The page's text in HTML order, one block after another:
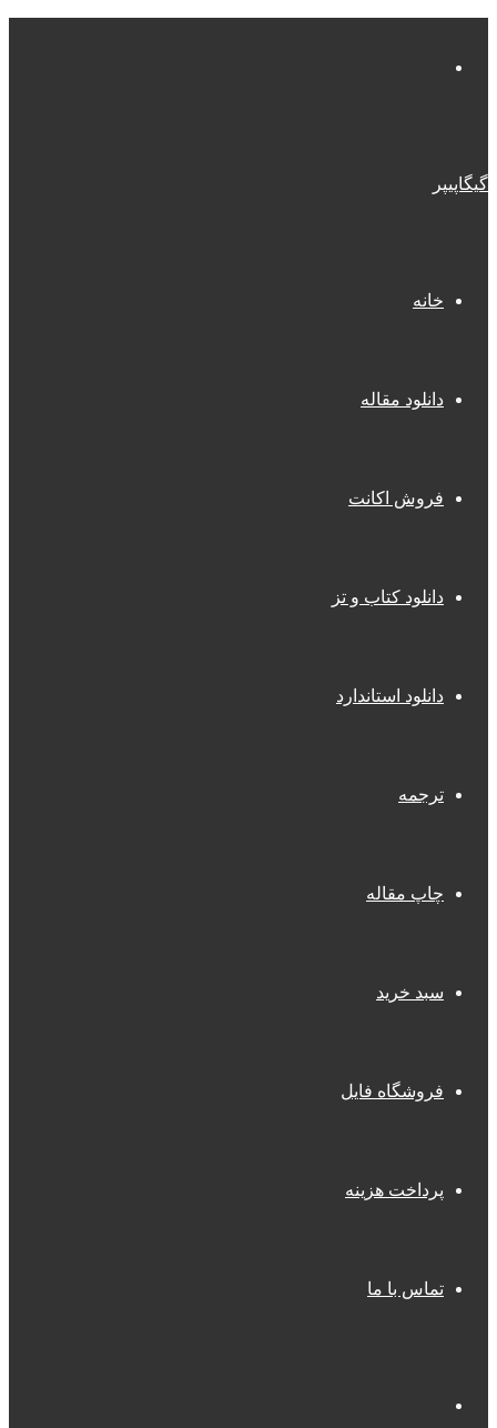
گیگاپیپر
خانه
دانلود مقاله
فروش اکانت
دانلود کتاب و تز
دانلود استاندارد
ترجمه
چاپ مقاله
سبد خرید
فروشگاه فایل
پرداخت هزینه
تماس با ما